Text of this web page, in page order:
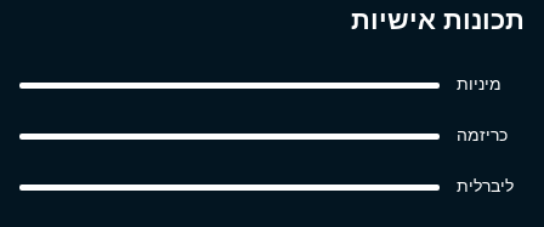
תכונות אישיות
מיניות
כריזמה
ליברלית